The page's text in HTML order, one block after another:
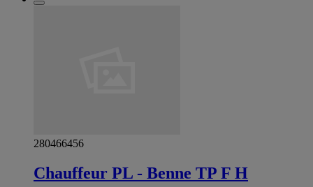
280466456
Chauffeur PL - Benne TP F H